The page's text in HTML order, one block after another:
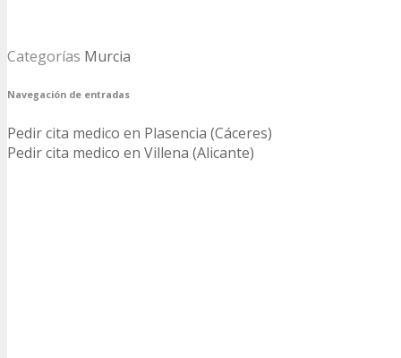
Categorías Murcia
Navegación de entradas
Pedir cita medico en Plasencia (Cáceres)
Pedir cita medico en Villena (Alicante)